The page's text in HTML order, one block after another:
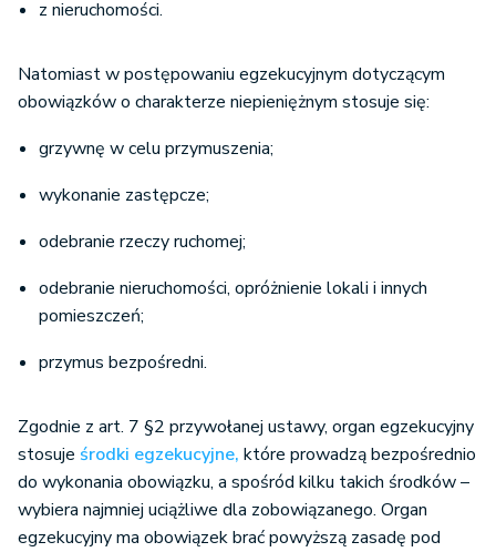
z nieruchomości.
Natomiast w postępowaniu egzekucyjnym dotyczącym
obowiązków o charakterze niepieniężnym stosuje się:
grzywnę w celu przymuszenia;
wykonanie zastępcze;
odebranie rzeczy ruchomej;
odebranie nieruchomości, opróżnienie lokali i innych
pomieszczeń;
przymus bezpośredni.
Zgodnie z art. 7 §2 przywołanej ustawy, organ egzekucyjny
stosuje środki egzekucyjne, które prowadzą bezpośrednio
do wykonania obowiązku, a spośród kilku takich środków –
wybiera najmniej uciążliwe dla zobowiązanego. Organ
egzekucyjny ma obowiązek brać powyższą zasadę pod